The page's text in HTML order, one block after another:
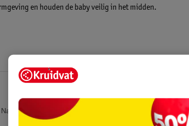
en houden de baby veilig in het midden.
Impact Score.